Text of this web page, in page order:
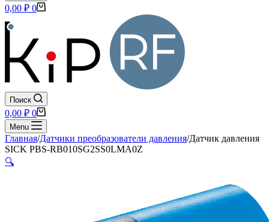
Корзина
0,00 ₽ 0
Поиск
Корзина
0,00 ₽ 0
Menu
Главная/Датчики преобразователи давления/Датчик давления
SICK PBS-RB010SG2SS0LMA0Z
🔍